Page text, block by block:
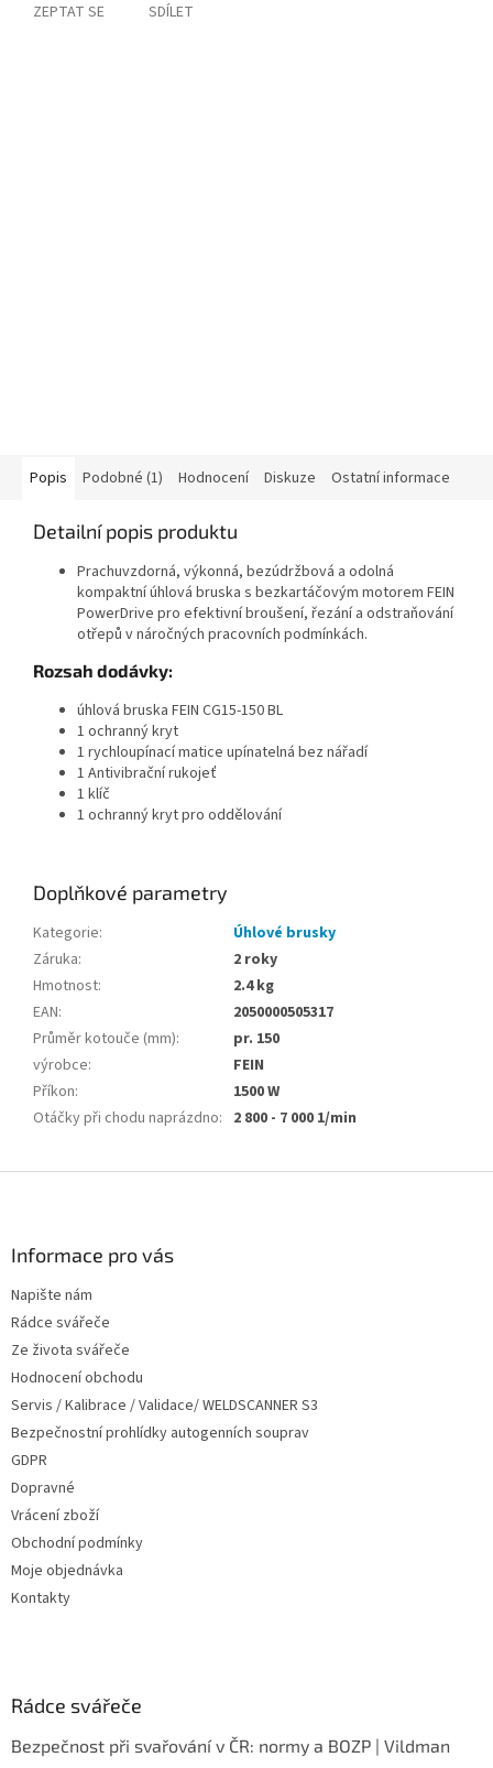
ZEPTAT SE SDÍLET
Popis Podobné (1) Hodnocení Diskuze Ostatní informace
Detailní popis produktu
Prachuvzdorná, výkonná, bezúdržbová a odolná
kompaktní úhlová bruska s bezkartáčovým motorem FEIN
PowerDrive pro efektivní broušení, řezání a odstraňování
otřepů v náročných pracovních podmínkách.
Rozsah dodávky:
úhlová bruska FEIN CG15-150 BL
1 ochranný kryt
1 rychloupínací matice upínatelná bez nářadí
1 Antivibrační rukojeť
1 klíč
1 ochranný kryt pro oddělování
Doplňkové parametry
Kategorie:
Úhlové brusky
Záruka:
2 roky
Hmotnost:
2.4 kg
EAN:
2050000505317
Průměr kotouče (mm):
pr. 150
výrobce:
FEIN
Příkon:
1500 W
Otáčky při chodu naprázdno: 2 800 - 7 000 1/min
Informace pro vás
Napište nám
Rádce svářeče
Ze života svářeče
Hodnocení obchodu
Servis / Kalibrace / Validace/ WELDSCANNER S3
Bezpečnostní prohlídky autogenních souprav
GDPR
Dopravné
Vrácení zboží
Obchodní podmínky
Moje objednávka
Kontakty
Rádce svářeče
Bezpečnost při svařování v ČR: normy a BOZP | Vildman